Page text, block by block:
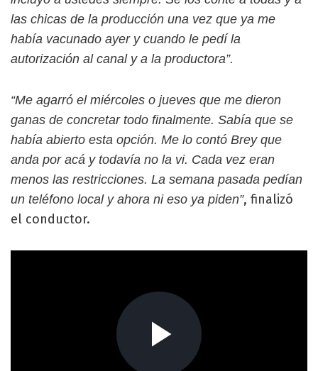
las chicas de la producción una vez que ya me
había vacunado ayer y cuando le pedí la
autorización al canal y a la productora”.
“Me agarró el miércoles o jueves que me dieron
ganas de concretar todo finalmente. Sabía que se
había abierto esta opción. Me lo contó Brey que
anda por acá y todavía no la vi. Cada vez eran
menos las restricciones. La semana pasada pedían
un teléfono local y ahora ni eso ya piden”, finalizó
el conductor.